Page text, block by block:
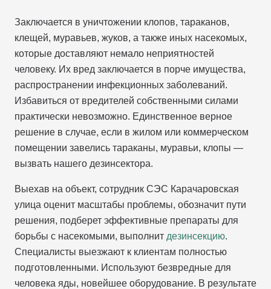
Заключается в уничтожении клопов, тараканов,
клещей, муравьев, жуков, а также иных насекомых,
которые доставляют немало неприятностей
человеку. Их вред заключается в порче имущества,
распространении инфекционных заболеваний.
Избавиться от вредителей собственными силами
практически невозможно. Единственное верное
решение в случае, если в жилом или коммерческом
помещении завелись тараканы, муравьи, клопы —
вызвать нашего дезинсектора.
Выехав на объект, сотрудник СЭС Карачаровская
улица оценит масштабы проблемы, обозначит пути
решения, подберет эффективные препараты для
борьбы с насекомыми, выполнит дезинсекцию.
Специалисты выезжают к клиентам полностью
подготовленными. Используют безвредные для
человека яды, новейшее оборудование. В результате